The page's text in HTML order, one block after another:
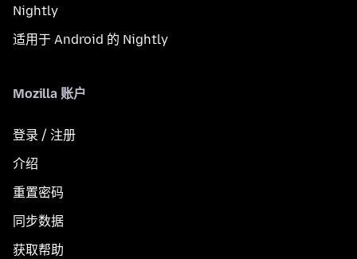
Nightly
适用于 Android 的 Nightly
Mozilla 账户
登录 / 注册
介绍
重置密码
同步数据
获取帮助